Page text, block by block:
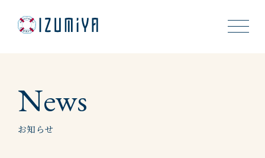
News
お知らせ